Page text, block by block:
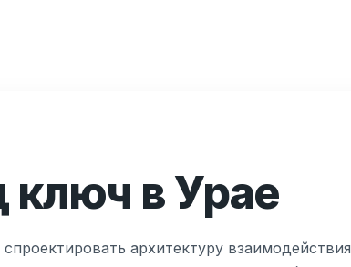
ключ в Урае
архитектуру взаимодействия